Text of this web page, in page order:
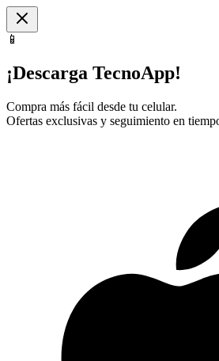
📱
¡Descarga TecnoApp!
Compra más fácil desde tu celular.
Ofertas exclusivas y seguimiento en